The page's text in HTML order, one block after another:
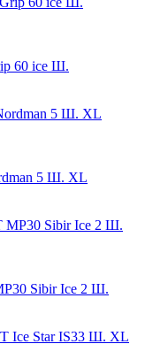
60 ice Ш.
5 Ш. XL
Sibir Ice 2 Ш.